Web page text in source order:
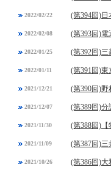
2022/02/22 (第394回)
2022/02/08 (第393回)
2022/01/25 (第392回)
2022/01/11 (第391回)
2021/12/21 (第390回)
2021/12/07 (第389回)
2021/11/30 (第388回)
2021/11/09 (第387回)
2021/10/26 (第386回)